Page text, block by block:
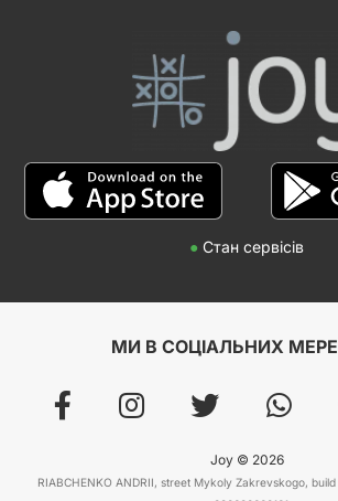
● Стан сервісів
МИ В СОЦІАЛЬНИХ
Joy © 2026
RIABCHENKO ANDRII, street Mykoly Zakrevskogo,